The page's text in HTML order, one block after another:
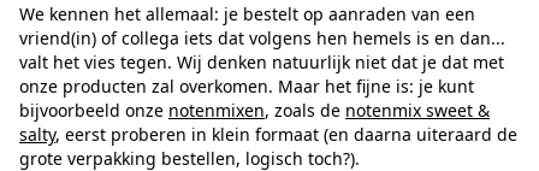
We kennen het allemaal: je bestelt op aanraden van een
vriend(in) of collega iets dat volgens hen hemels is en dan...
valt het vies tegen. Wij denken natuurlijk niet dat je dat met
onze producten zal overkomen. Maar het fijne is: je kunt
bijvoorbeeld onze notenmixen, zoals de notenmix sweet &
salty, eerst proberen in klein formaat (en daarna uiteraard de
grote verpakking bestellen, logisch toch?).